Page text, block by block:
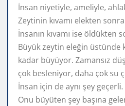
İnsan niyetiyle, ameliyle,
Zeytinin kıvamı elekten
İnsanın kıvamı ise öldükten
Büyük zeytin eleğin üstünde
kadar büyüyor. Zamansız
çok besleniyor, daha çok su
İnsan için de aynı şey
Onu büyüten şey başına